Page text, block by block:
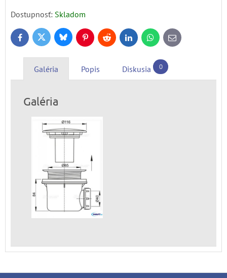
Dostupnosť: Skladom
FacebookTwitter BlueskyPinterestReddit LinkedInWhatsApp
E-
mail
Galéria Popis Diskusia 0
Galéria